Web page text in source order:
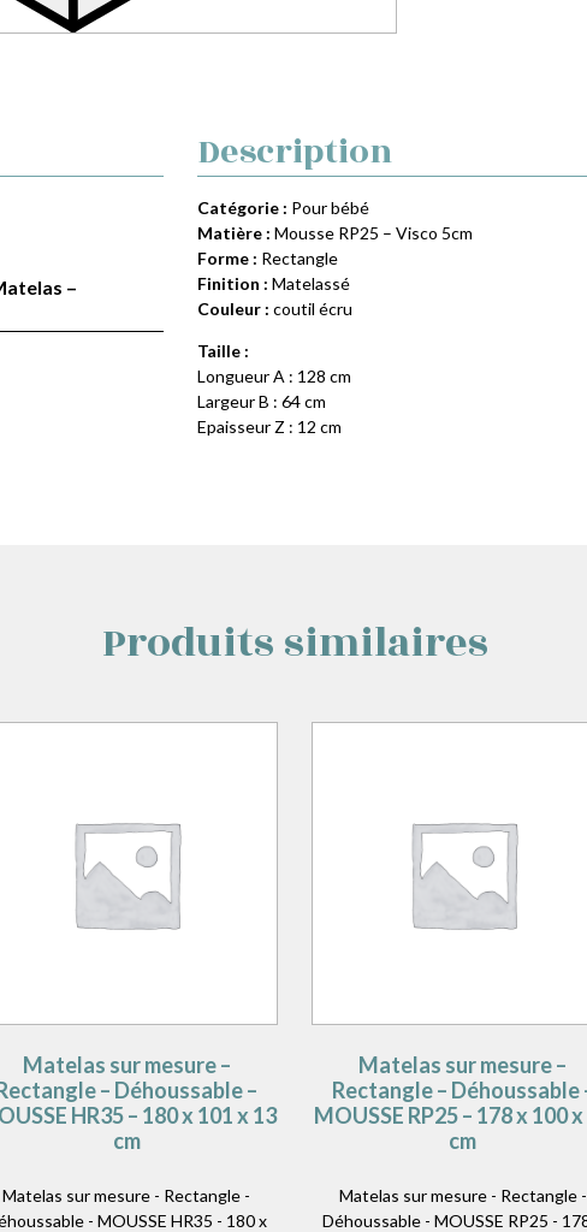
–
Description
Catégorie : Pour bébé
Matière : Mousse RP25 – Visco 5cm
Forme : Rectangle
Finition : Matelassé
Couleur : coutil écru
Taille :
Longueur A : 128 cm
Largeur B : 64 cm
Epaisseur Z : 12 cm
Produits similaires
Matelas sur mesure –
– Déhoussable –
HR35 – 180 x 101 x 13
cm
Matelas sur mesure - Rectangle -
- MOUSSE HR35 - 180 x
Matelas sur mesure –
Rectangle – Déhoussable
MOUSSE RP25 – 178 x 100
cm
Matelas sur mesure - Rectangle -
Déhoussable - MOUSSE RP25 -